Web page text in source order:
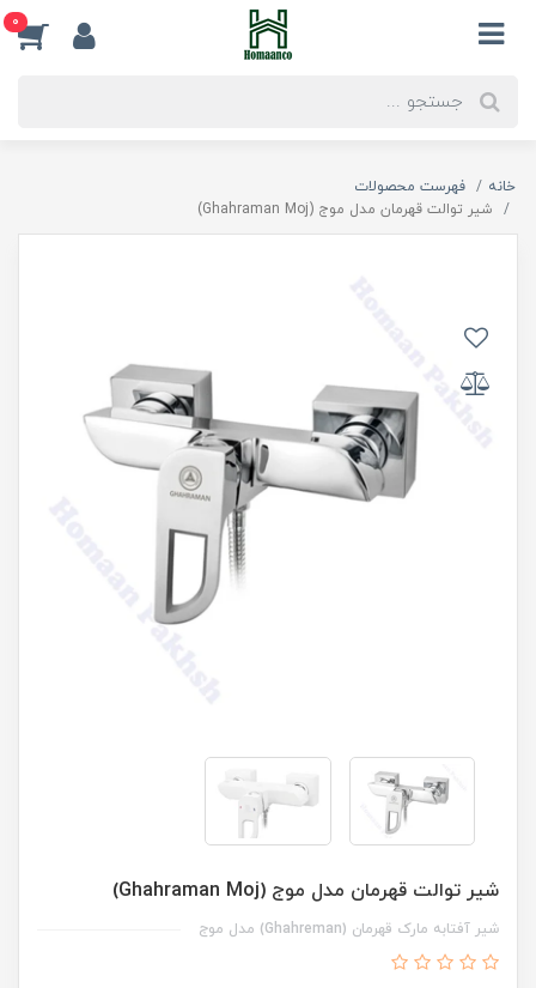
0
خانه
فهرست محصولات
شیر توالت قهرمان مدل موج (Ghahraman Moj)
شیر توالت قهرمان مدل موج (Ghahraman Moj)
شیر آفتابه مارک قهرمان (Ghahreman) مدل موج